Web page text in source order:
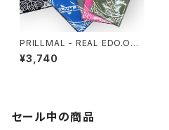
PRILLMAL - REAL EDO.OG 1
8th 手拭い
¥3,740
セール中の商品